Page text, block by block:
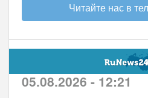
Читайте нас в
05.08.2026 - 12:21